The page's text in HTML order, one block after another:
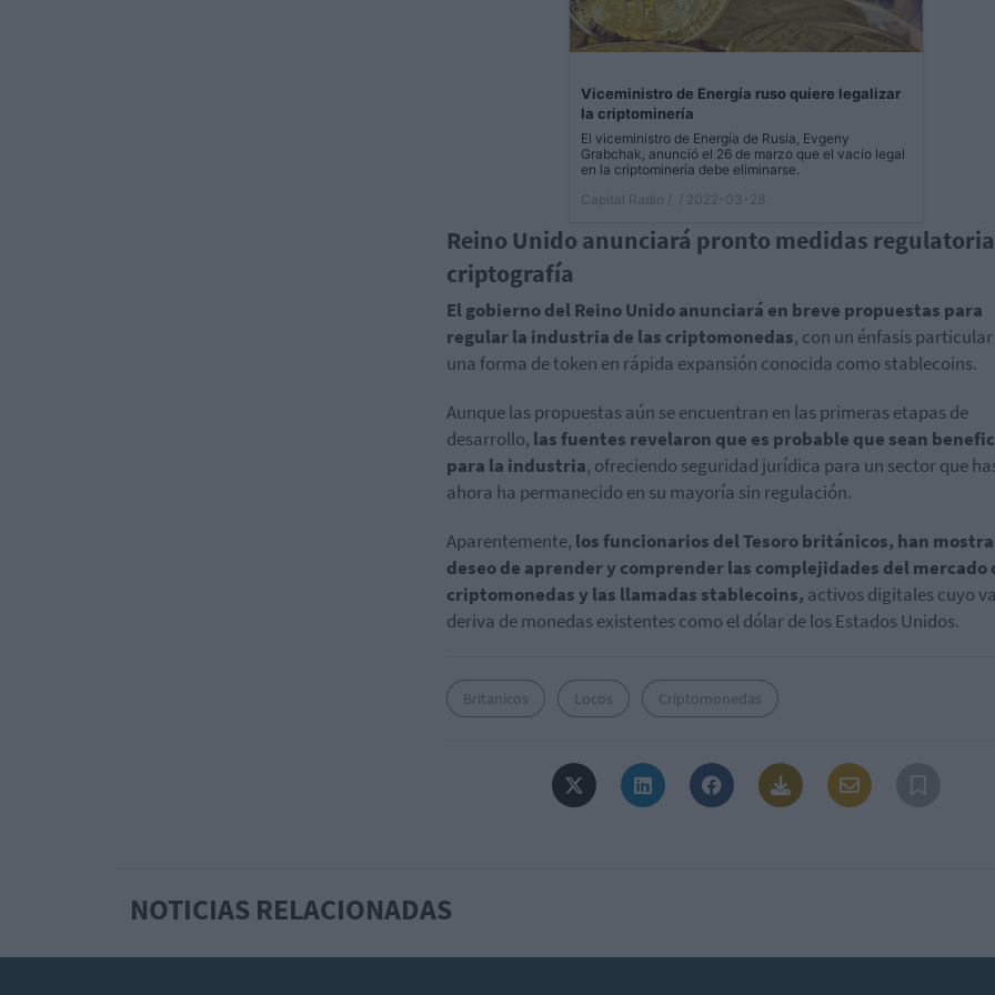
Viceministro de Energía ruso quiere legalizar
la criptominería
El viceministro de Energía de Rusia, Evgeny
Grabchak, anunció el 26 de marzo que el vacío legal
en la criptominería debe eliminarse.
Capital Radio /
/ 2022-03-28
Reino Unido anunciará pronto medidas
criptografía
El gobierno del Reino Unido anunciará en breve propuestas para
regular la industria de las criptomonedas, con un énfasis particular
una forma de token en rápida expansión conocida como stablecoins.
Aunque las propuestas aún se encuentran en las primeras etapas de
desarrollo, las fuentes revelaron que es probable que sean
para la industria, ofreciendo seguridad jurídica para un sector que
ahora ha permanecido en su mayoría sin regulación.
Aparentemente, los funcionarios del Tesoro británicos, han
deseo de aprender y comprender las complejidades del mercado
criptomonedas y las llamadas stablecoins, activos digitales cuyo
deriva de monedas existentes como el dólar de los Estados Unidos.
Britanicos Locos Criptomonedas
NOTICIAS RELACIONADAS